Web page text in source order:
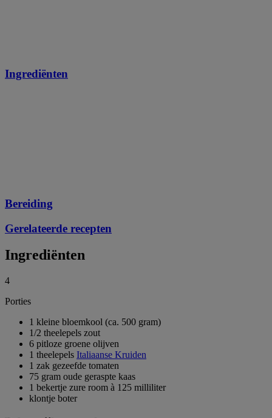
Ingrediënten
Bereiding
Gerelateerde recepten
Ingrediënten
4
Porties
1 kleine bloemkool (ca. 500 gram)
1/2 theelepels zout
6 pitloze groene olijven
1 theelepels Italiaanse Kruiden
1 zak gezeefde tomaten
75 gram oude geraspte kaas
1 bekertje zure room à 125 milliliter
klontje boter